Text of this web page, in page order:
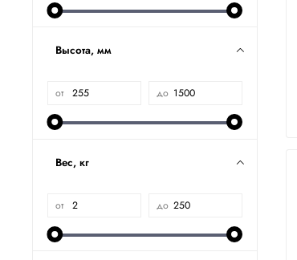
Высота, мм
от до
Вес, кг
от до